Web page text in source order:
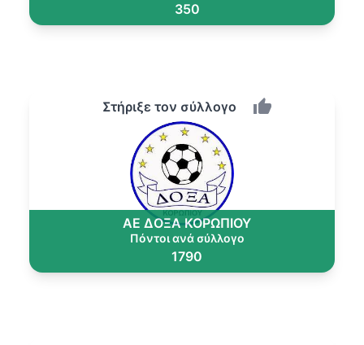
350
Στήριξε τον σύλλογο
ΑΕ ΔΟΞΑ ΚΟΡΩΠΙΟΥ
Πόντοι ανά σύλλογο
1790